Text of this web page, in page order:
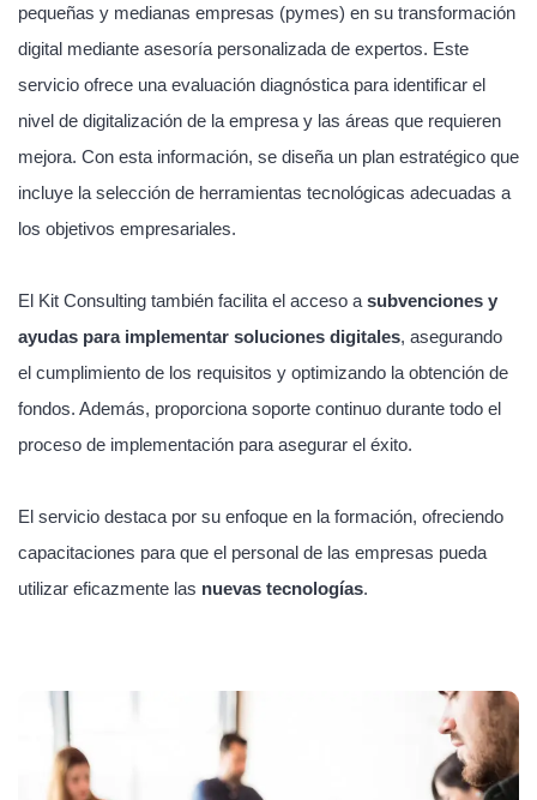
pequeñas y medianas empresas (pymes) en su transformación
digital mediante asesoría personalizada de expertos. Este
servicio ofrece una evaluación diagnóstica para identificar el
nivel de digitalización de la empresa y las áreas que requieren
mejora. Con esta información, se diseña un plan estratégico que
incluye la selección de herramientas tecnológicas adecuadas a
los objetivos empresariales.
El Kit Consulting también facilita el acceso a subvenciones y
ayudas para implementar soluciones digitales, asegurando
el cumplimiento de los requisitos y optimizando la obtención de
fondos. Además, proporciona soporte continuo durante todo el
proceso de implementación para asegurar el éxito.
El servicio destaca por su enfoque en la formación, ofreciendo
capacitaciones para que el personal de las empresas pueda
utilizar eficazmente las nuevas tecnologías.